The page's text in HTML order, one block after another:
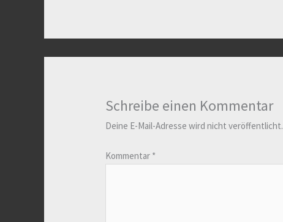
Schreibe einen Kommentar
Deine E-Mail-Adresse wird nicht veröffentlicht.
Kommentar *